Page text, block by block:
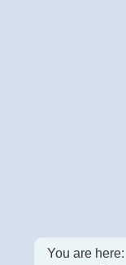
You are here: